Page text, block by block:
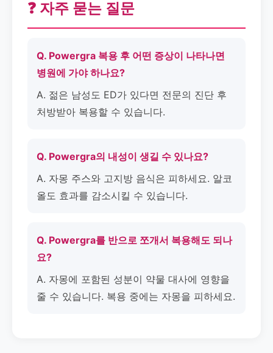
❓ 자주 묻는 질문
Q. Powergra 복용 후 어떤 증상이 나타나면
병원에 가야 하나요?
A. 젊은 남성도 ED가 있다면 전문의 진단 후
처방받아 복용할 수 있습니다.
Q. Powergra의 내성이 생길 수 있나요?
A. 자몽 주스와 고지방 음식은 피하세요. 알코
올도 효과를 감소시킬 수 있습니다.
Q. Powergra를 반으로 쪼개서 복용해도 되나
요?
A. 자몽에 포함된 성분이 약물 대사에 영향을
줄 수 있습니다. 복용 중에는 자몽을 피하세요.